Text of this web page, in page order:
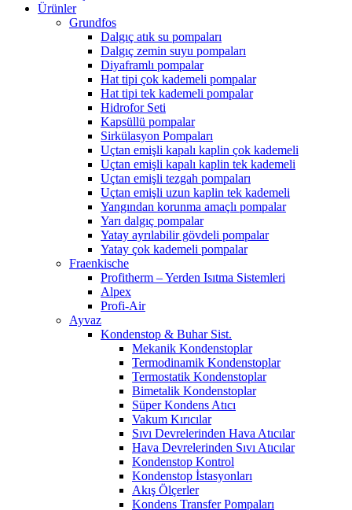
Ürünler
Grundfos
Dalgıç atık su pompaları
Dalgıç zemin suyu pompaları
Diyaframlı pompalar
Hat tipi çok kademeli pompalar
Hat tipi tek kademeli pompalar
Hidrofor Seti
Kapsüllü pompalar
Sirkülasyon Pompaları
Uçtan emişli kapalı kaplin çok kademeli
Uçtan emişli kapalı kaplin tek kademeli
Uçtan emişli tezgah pompaları
Uçtan emişli uzun kaplin tek kademeli
Yangından korunma amaçlı pompalar
Yarı dalgıç pompalar
Yatay ayrılabilir gövdeli pompalar
Yatay çok kademeli pompalar
Fraenkische
Profitherm – Yerden Isıtma Sistemleri
Alpex
Profi-Air
Ayvaz
Kondenstop & Buhar Sist.
Mekanik Kondenstoplar
Termodinamik Kondenstoplar
Termostatik Kondenstoplar
Bimetalik Kondenstoplar
Süper Kondens Atıcı
Vakum Kırıcılar
Sıvı Devrelerinden Hava Atıcılar
Hava Devrelerinden Sıvı Atıcılar
Kondenstop Kontrol
Kondenstop İstasyonları
Akış Ölçerler
Kondens Transfer Pompaları